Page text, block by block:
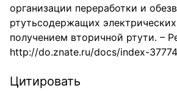
организации переработки и
ртутьсодержащих
получением вторичной ртути. –
http://do.znate.ru/docs/index-
Цитировать